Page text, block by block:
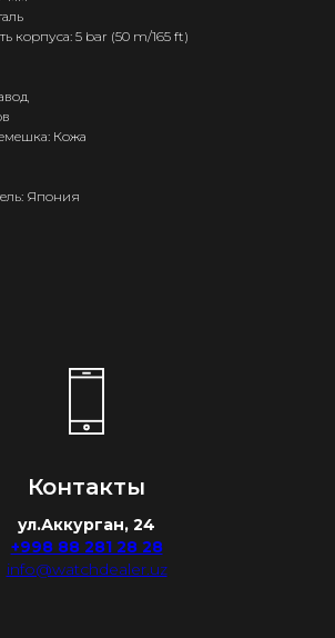
корпуса: 5 bar (50 m/165 ft)
Кожа
Япония
Контакты
ул.Аккурган, 24
+998 88 281 28 28
info@watchdealer.uz